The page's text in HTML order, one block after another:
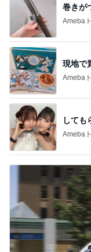
巻きが
Ameba
現地で
Ameba
しても
Ameba